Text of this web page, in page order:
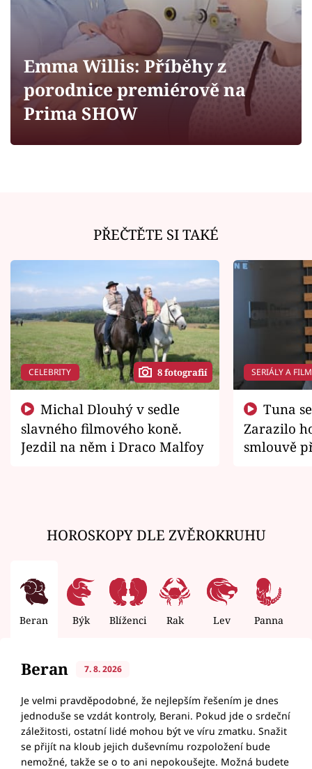
Sledujte prima+
Filmový festival Karlovy Vary
Pořady
Emma Willis: Příběhy z
porodnice premiérově na
Prima SHOW
PŘEČTĚTE SI TAKÉ
CELEBRITY 8 fotografií
slavného filmového koně.
Jezdil na něm i Draco Malfoy
SERIÁLY A
Zarazilo
smlouvě
HOROSKOPY DLE ZVĚROKRUHU
Beran Býk Blíženci Rak Lev Panna
Beran 7. 8. 2026
Je velmi pravděpodobné, že nejlepším řešením je dnes
jednoduše se vzdát kontroly, Berani. Pokud jde o srdeční
záležitosti, ostatní lidé mohou být ve víru zmatku. Snažit
se přijít na kloub jejich duševnímu rozpoložení bude
nemožné, takže se o to ani nepokoušejte. Možná budete